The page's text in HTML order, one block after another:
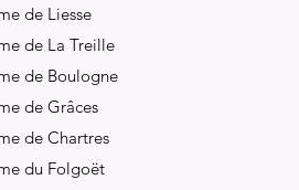
de Liesse
de La Treille
de Boulogne
de Grâces
de Chartres
du Folgoët